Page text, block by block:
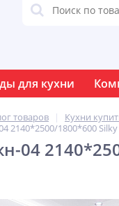
для кухни
товаров Кухни
2140*2500/1800*600
04